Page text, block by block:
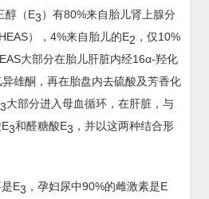
醇（E3）有80%来自胎儿肾上腺分
），4%来自胎儿的E2 ，仅10%
大部分在胎儿肝脏内经16α-羟化
雄酮，再在胎盘内去硫酸及芳香化
3大部分进入母血循环，在肝脏，与
3和醛糖酸E3 ，并以这两种结合形
E3 ，孕妇尿中90%的雌激素是E